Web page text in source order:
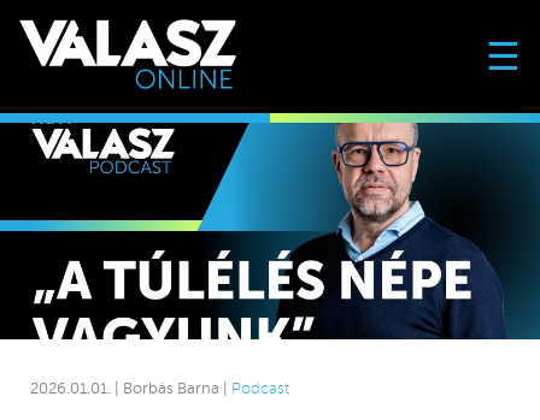
☰
2026.01.01. | Borbás Barna | Podcast